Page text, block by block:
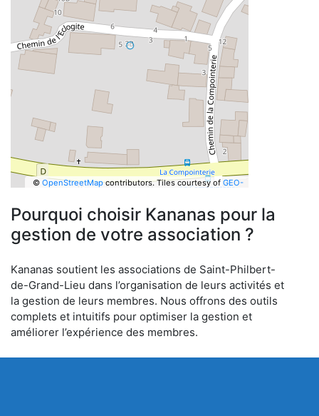
© OpenStreetMapcontributors. Tiles courtesy of GEO-
Pourquoi choisir Kananas pour la
gestion de votre association ?
Kananas soutient les associations de Saint-Philbert-
de-Grand-Lieu dans l’organisation de leurs activités et
la gestion de leurs membres. Nous offrons des outils
complets et intuitifs pour optimiser la gestion et
améliorer l’expérience des membres.